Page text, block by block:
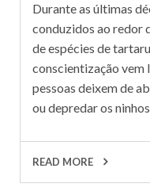
Durante as últimas
conduzidos ao redor
de espécies de
conscientização vem
pessoas deixem de
ou depredar os
READ MORE